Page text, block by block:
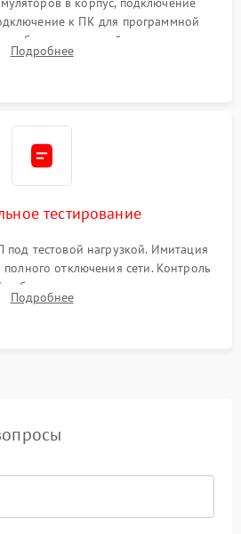
к ПК для программной
батареи, настройки порогов
сброса счетчиков старения АКБ.
Подробнее
тестирование
тестовой нагрузкой. Имитация
отключения сети. Контроль
работы, температурного режима и
формы выходного сигнала.
Подробнее